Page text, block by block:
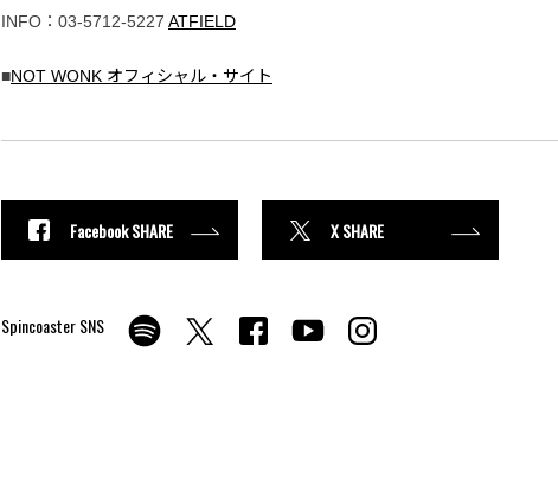
INFO：03-5712-5227 ATFIELD
■NOT WONK オフィシャル・サイト
Facebook SHARE X SHARE
Spincoaster SNS